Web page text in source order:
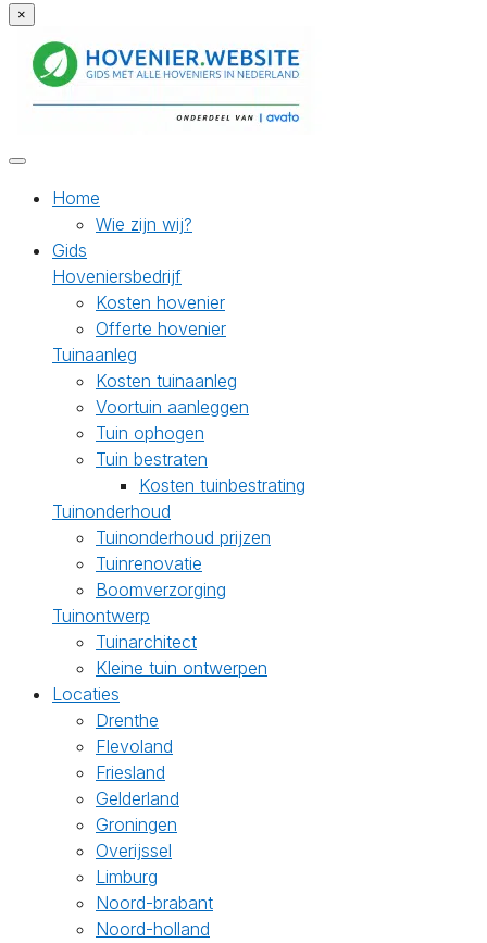
×
Home
Wie zijn wij?
Gids
Hoveniersbedrijf
Kosten hovenier
Offerte hovenier
Tuinaanleg
Kosten tuinaanleg
Voortuin aanleggen
Tuin ophogen
Tuin bestraten
Kosten tuinbestrating
Tuinonderhoud
Tuinonderhoud prijzen
Tuinrenovatie
Boomverzorging
Tuinontwerp
Tuinarchitect
Kleine tuin ontwerpen
Locaties
Drenthe
Flevoland
Friesland
Gelderland
Groningen
Overijssel
Limburg
Noord-brabant
Noord-holland